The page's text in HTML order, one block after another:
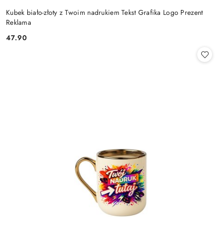
Kubek biało-złoty z Twoim nadrukiem Tekst Grafika Logo Prezent
Reklama
Cena:
47.90